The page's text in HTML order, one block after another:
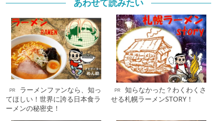
あわせて読みたい
PR
ラーメンファンなら、知っ
てほしい！世界に誇る日本食ラ
ーメンの秘密史！
PR
知らなかった？わくわくさ
せる札幌ラーメンSTORY！